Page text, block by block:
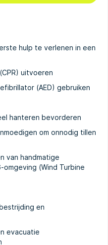
hulp te verlenen in een
uitvoeren
(AED) gebruiken
hanteren bevorderen
om onnodig tillen
van handmatige
omgeving (Wind Turbine
en
evacuatie